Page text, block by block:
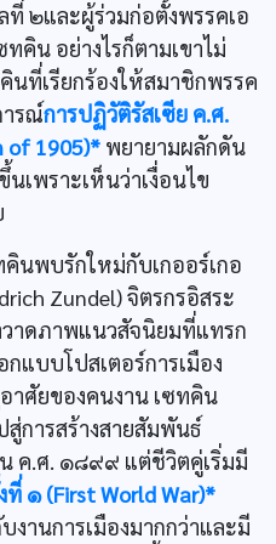
๒และผู้ร่วมก่อตั้งพรรคเอ
คิน อย่างไรก็ตามเขาไม่
นที่เรียกร้องให้สมาชิกพรรค
ารณ์การปฏิวัติรัสเซีย ค.ศ.
of 1905)* พยายามผลักดัน
เพราะเห็นว่าเงื่อนไข
นพบรักใหม่กับเกออร์เกอ
Zundel) จิตรกรอิสระ
วาดภาพแนวสัจนิยมที่แทรก
แบบโปสเตอร์การเมือง
ศัยของคนงาน เซทคิน
การสร้างสายสัมพันธ์
ค.ศ. ๑๘๙๙ แต่ชีวิตคู่เริ่มมี
ที่ ๑ (First World War)*
านการเมืองมากกว่าและมี